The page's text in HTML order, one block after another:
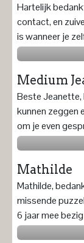
Hartelijk
contact, en
is wanneer je
Medium
Beste Jeanette,
kunnen zeggen
om je even
Mathilde
Mathilde,
missende
6 jaar mee